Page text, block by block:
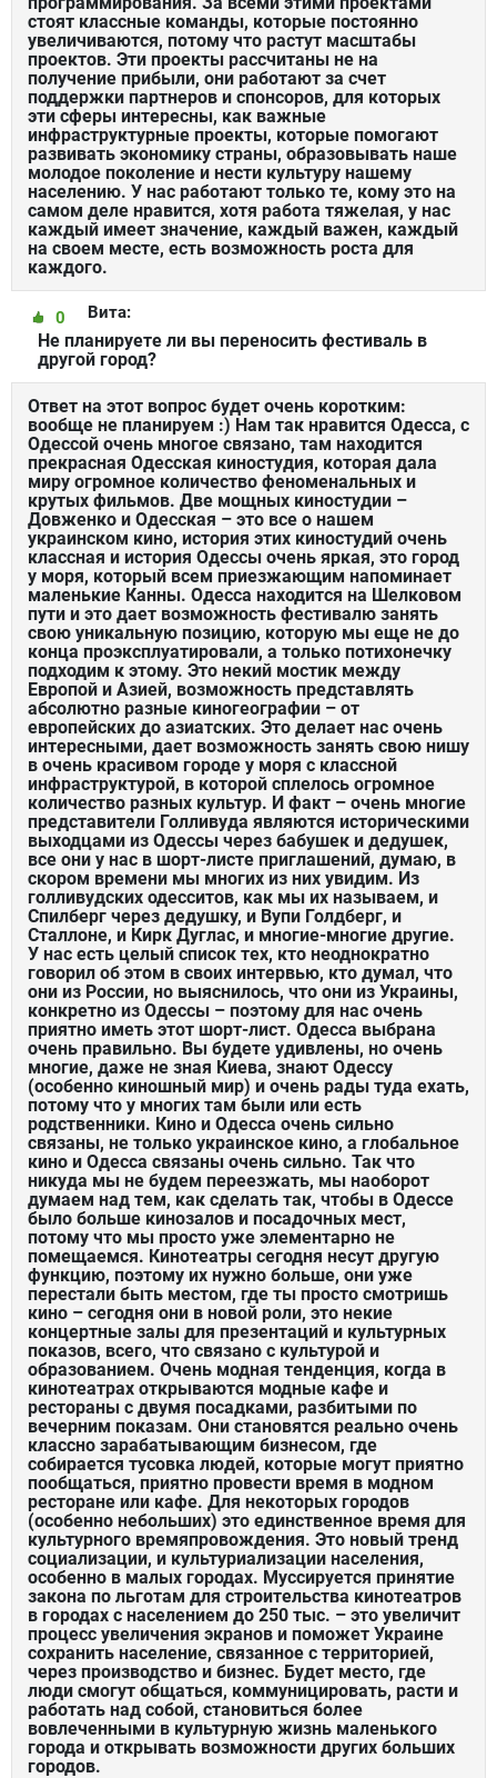
стоят классные команды, которые постоянно
увеличиваются, потому что растут масштабы
проектов. Эти проекты рассчитаны не на
получение прибыли, они работают за счет
поддержки партнеров и спонсоров, для которых
эти сферы интересны, как важные
инфраструктурные проекты, которые помогают
развивать экономику страны, образовывать наше
молодое поколение и нести культуру нашему
населению. У нас работают только те, кому это на
самом деле нравится, хотя работа тяжелая, у нас
каждый имеет значение, каждый важен, каждый
на своем месте, есть возможность роста для
каждого.
Вита:
0
Не планируете ли вы переносить фестиваль в
другой город?
Ответ на этот вопрос будет очень коротким:
вообще не планируем :) Нам так нравится Одесса, с
Одессой очень многое связано, там находится
прекрасная Одесская киностудия, которая дала
миру огромное количество феноменальных и
крутых фильмов. Две мощных киностудии –
Довженко и Одесская – это все о нашем
украинском кино, история этих киностудий очень
классная и история Одессы очень яркая, это город
у моря, который всем приезжающим напоминает
маленькие Канны. Одесса находится на Шелковом
пути и это дает возможность фестивалю занять
свою уникальную позицию, которую мы еще не до
конца проэксплуатировали, а только потихонечку
подходим к этому. Это некий мостик между
Европой и Азией, возможность представлять
абсолютно разные киногеографии – от
европейских до азиатских. Это делает нас очень
интересными, дает возможность занять свою нишу
в очень красивом городе у моря с классной
инфраструктурой, в которой сплелось огромное
количество разных культур. И факт – очень многие
представители Голливуда являются историческими
выходцами из Одессы через бабушек и дедушек,
все они у нас в шорт-листе приглашений, думаю, в
скором времени мы многих из них увидим. Из
голливудских одесситов, как мы их называем, и
Спилберг через дедушку, и Вупи Голдберг, и
Сталлоне, и Кирк Дуглас, и многие-многие другие.
У нас есть целый список тех, кто неоднократно
говорил об этом в своих интервью, кто думал, что
они из России, но выяснилось, что они из Украины,
конкретно из Одессы – поэтому для нас очень
приятно иметь этот шорт-лист. Одесса выбрана
очень правильно. Вы будете удивлены, но очень
многие, даже не зная Киева, знают Одессу
(особенно киношный мир) и очень рады туда ехать,
потому что у многих там были или есть
родственники. Кино и Одесса очень сильно
связаны, не только украинское кино, а глобальное
кино и Одесса связаны очень сильно. Так что
никуда мы не будем переезжать, мы наоборот
думаем над тем, как сделать так, чтобы в Одессе
было больше кинозалов и посадочных мест,
потому что мы просто уже элементарно не
помещаемся. Кинотеатры сегодня несут другую
функцию, поэтому их нужно больше, они уже
перестали быть местом, где ты просто смотришь
кино – сегодня они в новой роли, это некие
концертные залы для презентаций и культурных
показов, всего, что связано с культурой и
образованием. Очень модная тенденция, когда в
кинотеатрах открываются модные кафе и
рестораны с двумя посадками, разбитыми по
вечерним показам. Они становятся реально очень
классно зарабатывающим бизнесом, где
собирается тусовка людей, которые могут приятно
пообщаться, приятно провести время в модном
ресторане или кафе. Для некоторых городов
(особенно небольших) это единственное время для
культурного времяпровождения. Это новый тренд
социализации, и культуриализации населения,
особенно в малых городах. Муссируется принятие
закона по льготам для строительства кинотеатров
в городах с населением до 250 тыс. – это увеличит
процесс увеличения экранов и поможет Украине
сохранить население, связанное с территорией,
через производство и бизнес. Будет место, где
люди смогут общаться, коммуницировать, расти и
работать над собой, становиться более
вовлеченными в культурную жизнь маленького
города и открывать возможности других больших
городов.